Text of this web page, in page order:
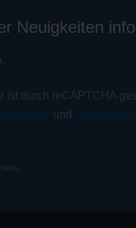
Neuigkeiten
ist durch reCAPTCHA
und